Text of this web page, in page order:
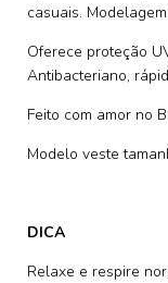
casuais.
Oferece proteção
Antibacteriano,
Feito com amor no
Modelo veste
DICA
Relaxe e respire